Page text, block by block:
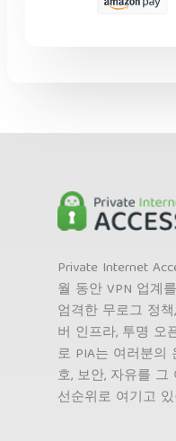
Private Internet
월 동안 VPN 업계
엄격한 무로그 정
버 인프라, 투명 오
로 PIA는 여러분의
호, 보안, 자유를
선순위로 여기고